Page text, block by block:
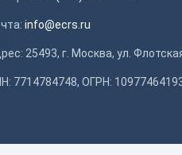
info@ecrs.ru
25493, г. Москва, ул.
7714784748, ОГРН: